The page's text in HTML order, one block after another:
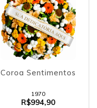
Coroa Sentimentos
1970
R$994,90